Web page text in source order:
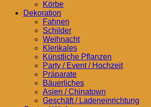
Körbe
Dekoration
Fahnen
Schilder
Weihnacht
Klerikales
Künstliche Pflanzen
Party / Event / Hochzeit
Präparate
Bäuerliches
Asien / Chinatown
Geschäft / Ladeneinrichtung